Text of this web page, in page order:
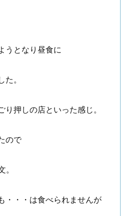
うとなり昼食に
。
押しの店といった感じ。
ので
・・・は食べられませんが